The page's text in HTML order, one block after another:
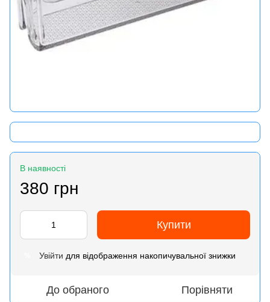
В наявності
380 грн
Купити
Увійти для відображення накопичувальної знижки
До обраного Порівняти